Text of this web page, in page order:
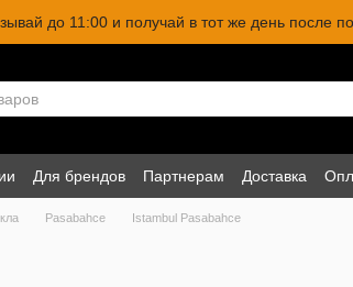
до 11:00 и получай в тот же день
Для брендов Партнерам Доставка
Pasabahce Istambul Pasabahce